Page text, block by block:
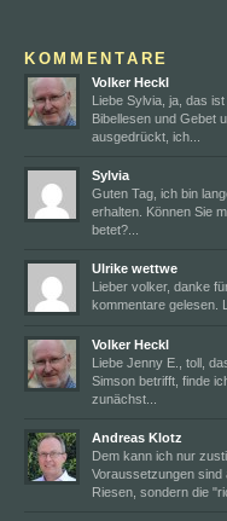
KOMMENTARE
Volker Heckl
Liebe Sylvia, ja, das
Bibellesen und Gebet
ausgedrückt, ich...
Sylvia
Guten Tag, ich bin
erhalten. Können Sie
betet?...
Ulrike wettwe
Lieber volker, danke
kommentare gelesen.
Volker Heckl
Liebe Jenny E., toll,
Simson betrifft, finde
zunächst...
Andreas Klotz
Dem kann ich nur
Voraussetzungen sind
Riesen, sondern die